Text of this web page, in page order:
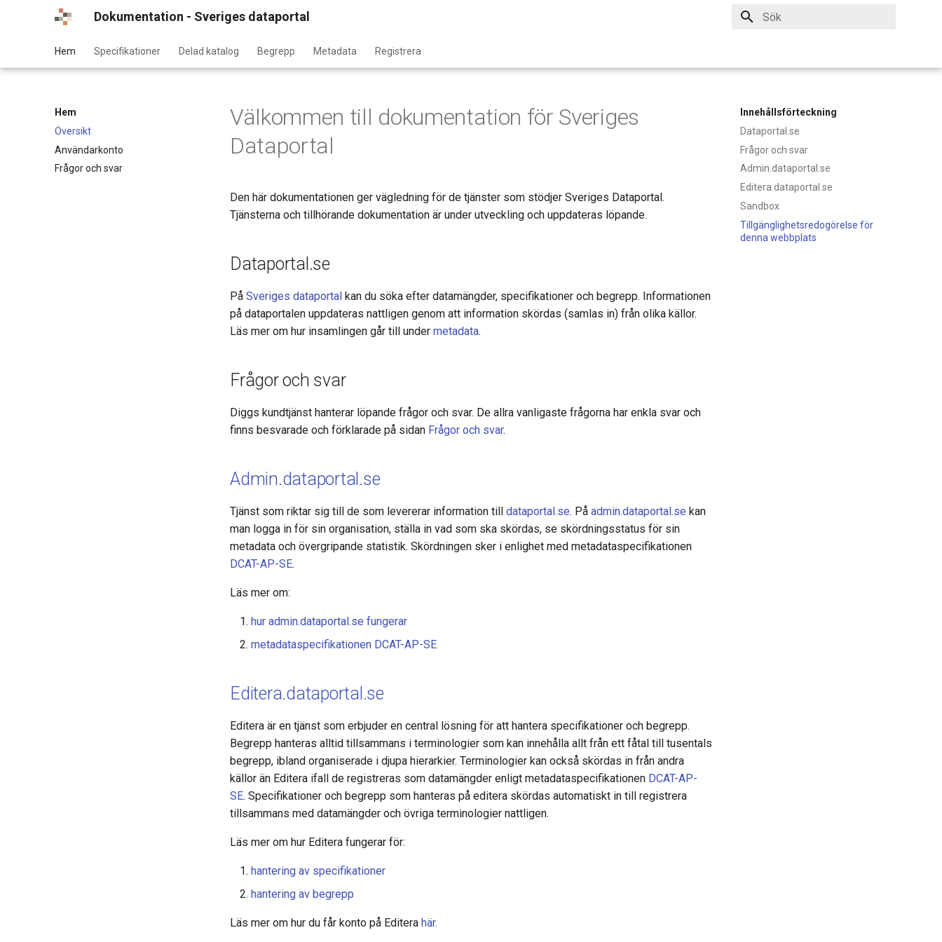
Dokumentation - Sveriges dataportal
Hem Specifikationer Delad katalog Begrepp Metadata Registrera
Hem
Översikt
Användarkonto
Frågor och svar
Innehållsförteckning
Dataportal.se
Frågor och svar
Admin.dataportal.se
Editera.dataportal.se
Sandbox
Tillgänglighetsredogörelse för
denna webbplats
Välkommen till dokumentation för Sveriges
Dataportal
Den här dokumentationen ger vägledning för de tjänster som stödjer Sveriges Dataportal.
Tjänsterna och tillhörande dokumentation är under utveckling och uppdateras löpande.
Dataportal.se
På Sveriges dataportal kan du söka efter datamängder, specifikationer och begrepp. Informationen
på dataportalen uppdateras nattligen genom att information skördas (samlas in) från olika källor.
Läs mer om hur insamlingen går till under metadata.
Frågor och svar
Diggs kundtjänst hanterar löpande frågor och svar. De allra vanligaste frågorna har enkla svar och
finns besvarade och förklarade på sidan Frågor och svar.
Admin.dataportal.se
Tjänst som riktar sig till de som levererar information till dataportal.se. På admin.dataportal.se kan
man logga in för sin organisation, ställa in vad som ska skördas, se skördningsstatus för sin
metadata och övergripande statistik. Skördningen sker i enlighet med metadataspecifikationen
DCAT-AP-SE.
Läs mer om:
hur admin.dataportal.se fungerar
metadataspecifikationen DCAT-AP-SE
Editera.dataportal.se
Editera är en tjänst som erbjuder en central lösning för att hantera specifikationer och begrepp.
Begrepp hanteras alltid tillsammans i terminologier som kan innehålla allt från ett fåtal till tusentals
begrepp, ibland organiserade i djupa hierarkier. Terminologier kan också skördas in från andra
källor än Editera ifall de registreras som datamängder enligt metadataspecifikationen DCAT-AP-
SE. Specifikationer och begrepp som hanteras på editera skördas automatiskt in till registrera
tillsammans med datamängder och övriga terminologier nattligen.
Läs mer om hur Editera fungerar för:
hantering av specifikationer
hantering av begrepp
Läs mer om hur du får konto på Editera här.